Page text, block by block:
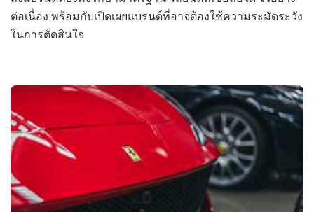
ต่อเนื่อง พร้อมกับเปิดเผยแบรนด์ที่อาจต้องใช้ความระมัดระวัง
ในการตัดสินใจ